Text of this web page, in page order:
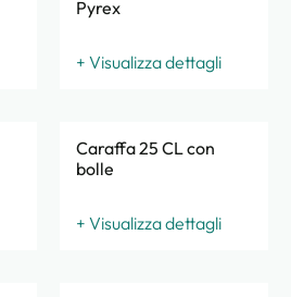
Pyrex
+ Visualizza dettagli
Caraffa 25 CL con
bolle
+ Visualizza dettagli